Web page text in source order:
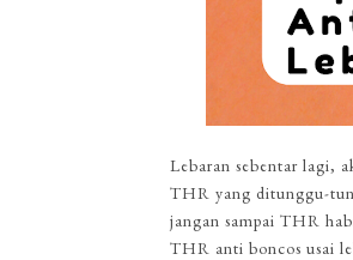
Lebaran sebentar lagi,
THR yang ditunggu-
jangan sampai THR
THR anti boncos usai